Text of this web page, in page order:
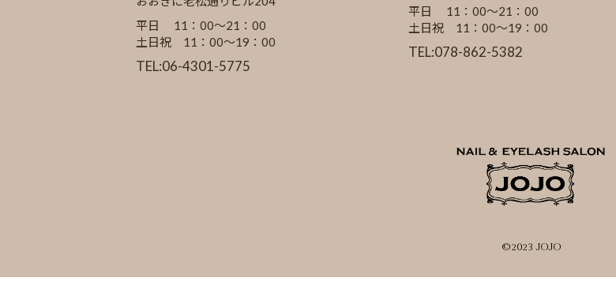
平日 11：00～21：00
土日祝 11：00～19：00
TEL:06-4301-5775
平日 11：00～21：00
土日祝 11：00～19：00
TEL:078-862-5382
©2023 JOJO